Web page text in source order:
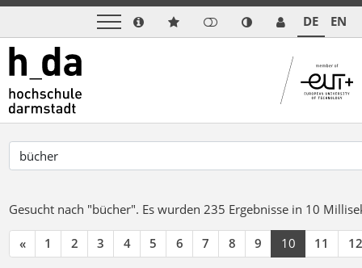
DE EN
Gesucht nach "bücher". Es wurden 235 Ergebnisse in 10
« 1 2 3 4 5 6 7 8 9 10 11 12